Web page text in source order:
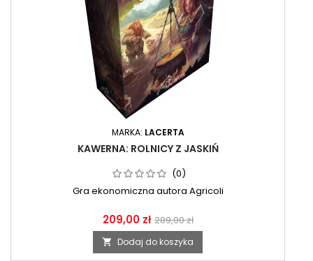
MARKA: LACERTA
KAWERNA: ROLNICY Z JASKIŃ
(0)
Gra ekonomiczna autora Agricoli
209,00 zł 289,00 zł
 Dodaj do koszyka